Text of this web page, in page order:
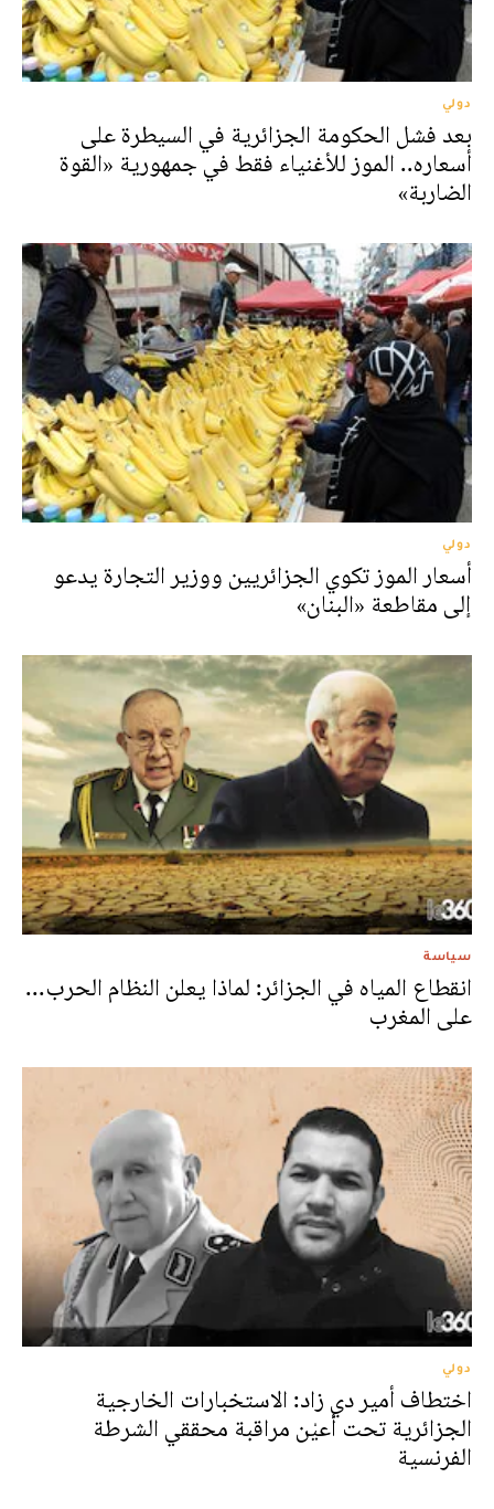
دولي
بعد فشل الحكومة الجزائرية في السيطرة على
أسعاره.. الموز للأغنياء فقط في جمهورية «القوة
الضاربة»
دولي
أسعار الموز تكوي الجزائريين ووزير التجارة يدعو
إلى مقاطعة «البنان»
سياسة
انقطاع المياه في الجزائر: لماذا يعلن النظام الحرب...
على المغرب
دولي
اختطاف أمير دي زاد: الاستخبارات الخارجية
الجزائرية تحت أعيْن مراقبة محققي الشرطة
الفرنسية